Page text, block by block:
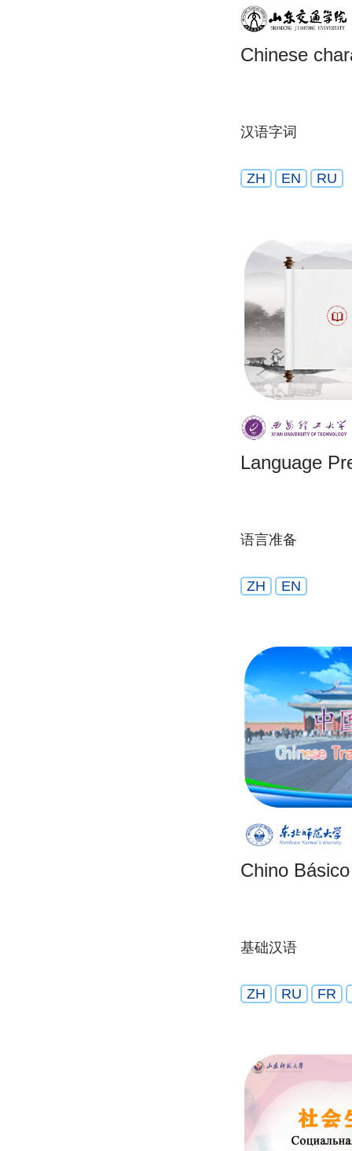
Chinese
汉语字词
ZH EN RU
Language
语言准备
ZH EN
Chino Básico
基础汉语
ZH RU FR